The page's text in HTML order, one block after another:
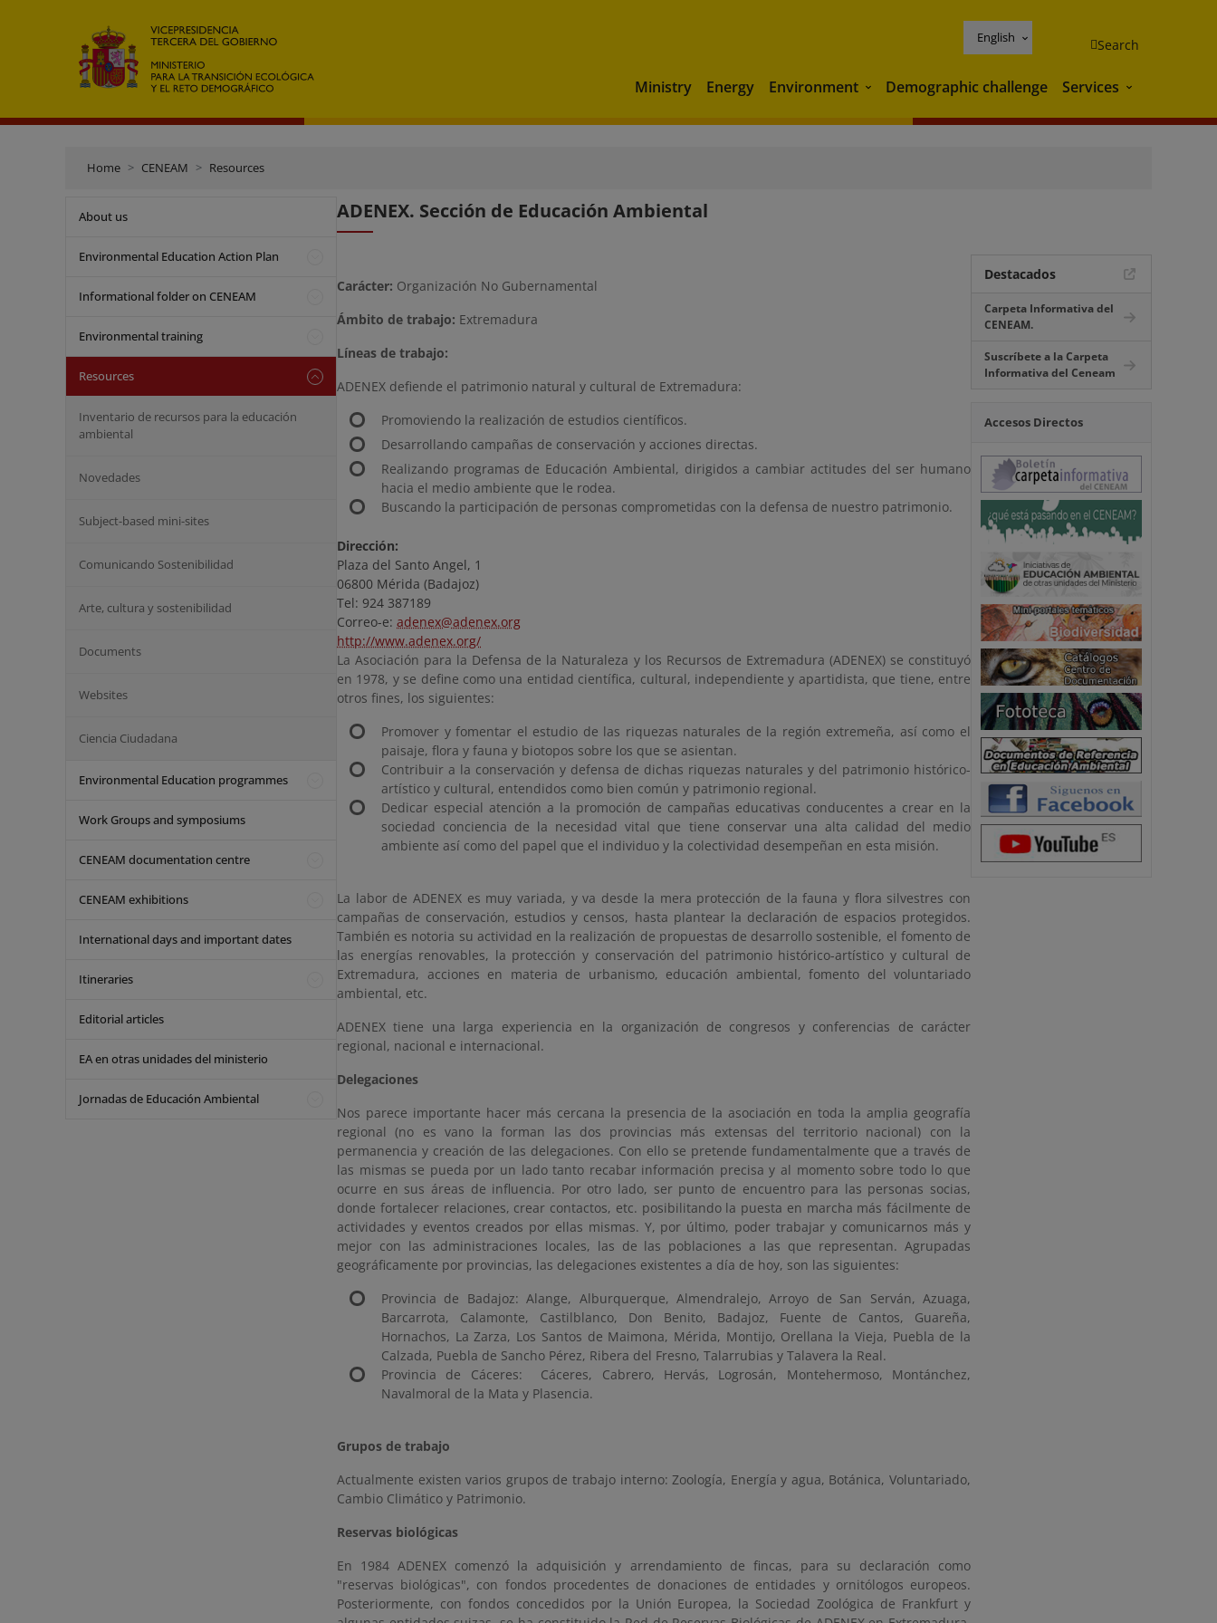
English Search
Ministry Energy Environment Environment
Demographic challenge Services Services
Home CENEAM Resources
About us
Environmental Education Action Plan
Informational folder on CENEAM
Environmental training
Resources
Inventario de recursos para la educación
ambiental
Novedades
Subject-based mini-sites
Comunicando Sostenibilidad
Arte, cultura y sostenibilidad
Documents
Websites
Ciencia Ciudadana
Environmental Education programmes
Work Groups and symposiums
CENEAM documentation centre
CENEAM exhibitions
International days and important dates
Itineraries
Editorial articles
EA en otras unidades del ministerio
Jornadas de Educación Ambiental
ADENEX. Sección de Educación Ambiental
Carácter: Organización No Gubernamental
Ámbito de trabajo: Extremadura
Líneas de trabajo:
ADENEX defiende el patrimonio natural y cultural de Extremadura:
Promoviendo la realización de estudios científicos.
Desarrollando campañas de conservación y acciones directas.
Realizando programas de Educación Ambiental, dirigidos a cambiar actitudes del ser humano
hacia el medio ambiente que le rodea.
Buscando la participación de personas comprometidas con la defensa de nuestro patrimonio.
Dirección:
Plaza del Santo Angel, 1
06800 Mérida (Badajoz)
Tel: 924 387189
Correo-e: adenex@adenex.org
http://www.adenex.org/
La Asociación para la Defensa de la Naturaleza y los Recursos de Extremadura (ADENEX) se constituyó
en 1978, y se define como una entidad científica, cultural, independiente y apartidista, que tiene, entre
otros fines, los siguientes:
Promover y fomentar el estudio de las riquezas naturales de la región extremeña, así como el
paisaje, flora y fauna y biotopos sobre los que se asientan.
Contribuir a la conservación y defensa de dichas riquezas naturales y del patrimonio histórico-
artístico y cultural, entendidos como bien común y patrimonio regional.
Dedicar especial atención a la promoción de campañas educativas conducentes a crear en la
sociedad conciencia de la necesidad vital que tiene conservar una alta calidad del medio
ambiente así como del papel que el individuo y la colectividad desempeñan en esta misión.
La labor de ADENEX es muy variada, y va desde la mera protección de la fauna y flora silvestres con
campañas de conservación, estudios y censos, hasta plantear la declaración de espacios protegidos.
También es notoria su actividad en la realización de propuestas de desarrollo sostenible, el fomento de
las energías renovables, la protección y conservación del patrimonio histórico-artístico y cultural de
Extremadura, acciones en materia de urbanismo, educación ambiental, fomento del voluntariado
ambiental, etc.
ADENEX tiene una larga experiencia en la organización de congresos y conferencias de carácter
regional, nacional e internacional.
Delegaciones
Nos parece importante hacer más cercana la presencia de la asociación en toda la amplia geografía
regional (no es vano la forman las dos provincias más extensas del territorio nacional) con la
permanencia y creación de las delegaciones. Con ello se pretende fundamentalmente que a través de
las mismas se pueda por un lado tanto recabar información precisa y al momento sobre todo lo que
ocurre en sus áreas de influencia. Por otro lado, ser punto de encuentro para las personas socias,
donde fortalecer relaciones, crear contactos, etc. posibilitando la puesta en marcha más fácilmente de
actividades y eventos creados por ellas mismas. Y, por último, poder trabajar y comunicarnos más y
mejor con las administraciones locales, las de las poblaciones a las que representan. Agrupadas
geográficamente por provincias, las delegaciones existentes a día de hoy, son las siguientes:
Provincia de Badajoz: Alange, Alburquerque, Almendralejo, Arroyo de San Serván, Azuaga,
Barcarrota, Calamonte, Castilblanco, Don Benito, Badajoz, Fuente de Cantos, Guareña,
Hornachos, La Zarza, Los Santos de Maimona, Mérida, Montijo, Orellana la Vieja, Puebla de la
Calzada, Puebla de Sancho Pérez, Ribera del Fresno, Talarrubias y Talavera la Real.
Provincia de Cáceres:
Cáceres, Cabrero, Hervás, Logrosán, Montehermoso, Montánchez,
Navalmoral de la Mata y Plasencia.
Grupos de trabajo
Actualmente existen varios grupos de trabajo interno: Zoología, Energía y agua, Botánica, Voluntariado,
Cambio Climático y Patrimonio.
Reservas biológicas
En 1984 ADENEX comenzó la adquisición y arrendamiento de fincas, para su declaración como
"reservas biológicas", con fondos procedentes de donaciones de entidades y ornitólogos europeos.
Posteriormente, con fondos concedidos por la Unión Europea, la Sociedad Zoológica de Frankfurt y
Destacados
Carpeta Informativa del
CENEAM.
Suscríbete a la Carpeta
Informativa del Ceneam
Accesos Directos